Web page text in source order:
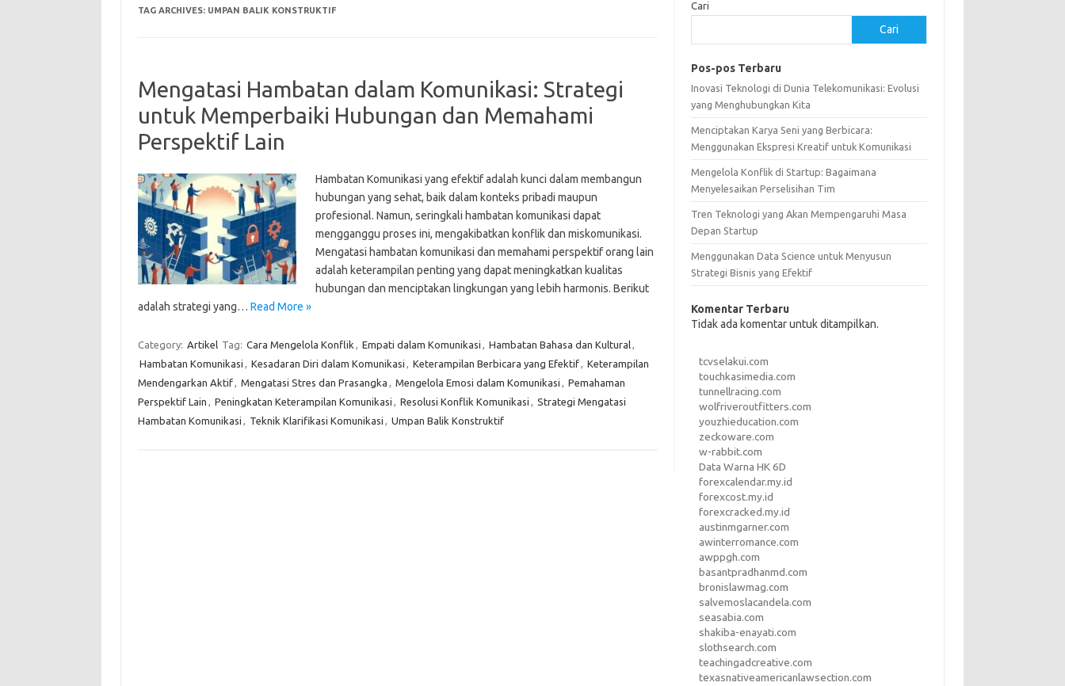
TAG ARCHIVES: UMPAN BALIK KONSTRUKTIF
Mengatasi Hambatan dalam Komunikasi: Strategi
untuk Memperbaiki Hubungan dan Memahami
Perspektif Lain
Hambatan Komunikasi yang efektif adalah kunci dalam membangun
hubungan yang sehat, baik dalam konteks pribadi maupun
profesional. Namun, seringkali hambatan komunikasi dapat
mengganggu proses ini, mengakibatkan konflik dan miskomunikasi.
Mengatasi hambatan komunikasi dan memahami perspektif orang lain
adalah keterampilan penting yang dapat meningkatkan kualitas
hubungan dan menciptakan lingkungan yang lebih harmonis. Berikut
adalah strategi yang… Read More »
Category: Artikel Tag: Cara Mengelola Konflik , Empati dalam Komunikasi , Hambatan Bahasa dan Kultural,
Hambatan Komunikasi , Kesadaran Diri dalam Komunikasi , Keterampilan Berbicara yang Efektif, Keterampilan
Mendengarkan Aktif, Mengatasi Stres dan Prasangka , Mengelola Emosi dalam Komunikasi , Pemahaman
Perspektif Lain , Peningkatan Keterampilan Komunikasi , Resolusi Konflik Komunikasi , Strategi Mengatasi
Hambatan Komunikasi , Teknik Klarifikasi Komunikasi , Umpan Balik Konstruktif
Cari
Cari
Pos-pos Terbaru
Inovasi Teknologi di Dunia Telekomunikasi: Evolusi
yang Menghubungkan Kita
Menciptakan Karya Seni yang Berbicara:
Menggunakan Ekspresi Kreatif untuk Komunikasi
Mengelola Konflik di Startup: Bagaimana
Menyelesaikan Perselisihan Tim
Tren Teknologi yang Akan Mempengaruhi Masa
Depan Startup
Menggunakan Data Science untuk Menyusun
Strategi Bisnis yang Efektif
Komentar Terbaru
Tidak ada komentar untuk ditampilkan.
tcvselakui.com
touchkasimedia.com
tunnellracing.com
wolfriveroutfitters.com
youzhieducation.com
zeckoware.com
w-rabbit.com
Data Warna HK 6D
forexcalendar.my.id
forexcost.my.id
forexcracked.my.id
austinmgarner.com
awinterromance.com
awppgh.com
basantpradhanmd.com
bronislawmag.com
salvemoslacandela.com
seasabia.com
shakiba-enayati.com
slothsearch.com
teachingadcreative.com
texasnativeamericanlawsection.com